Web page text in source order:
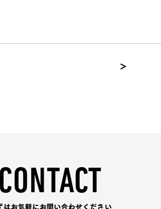
＞
CONTACT
はお気軽にお問い合わせください